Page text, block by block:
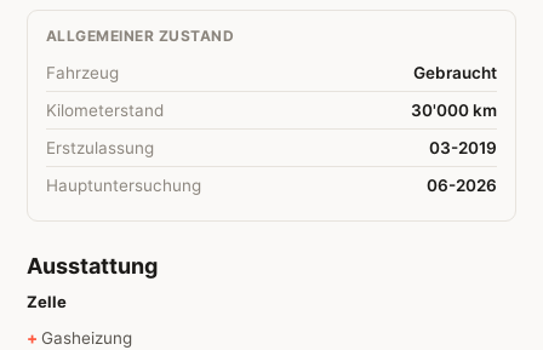
ALLGEMEINER ZUSTAND
Fahrzeug
Gebraucht
Kilometerstand
30'000 km
Erstzulassung
03-2019
Hauptuntersuchung
06-2026
Ausstattung
Zelle
Gasheizung